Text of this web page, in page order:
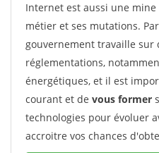
Internet est aussi une
métier et ses mutations.
gouvernement travaille sur
réglementations,
énergétiques, et il est
courant et de vous former
technologies pour évoluer
accroitre vos chances